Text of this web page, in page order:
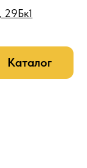
29Бк1
Каталог